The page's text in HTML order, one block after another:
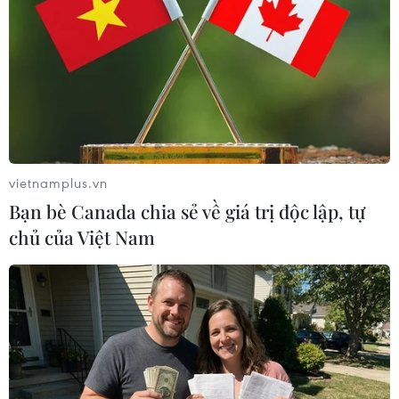
TIN LIÊN QUAN
vietnamplus.vn
Bạn bè Canada chia sẻ về giá trị độc lập, tự
chủ của Việt Nam